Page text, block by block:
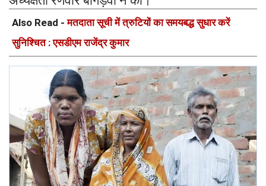
Also Read -मतदाता सूची में त्रुटियों का समयबद्ध सुधार करें
सुनिश्चित : एसडीएम राजेंद्र कुमार